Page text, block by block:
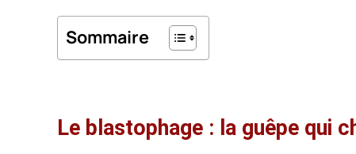
Sommaire
Le blastophage : la guêpe qui